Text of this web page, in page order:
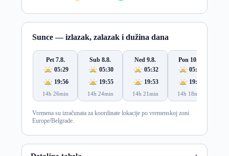
Sunce — izlazak, zalazak i dužina dana
Pet 7.8.
05:29
19:56
14h 26min
Sub 8.8.
05:30
19:55
14h 24min
Ned 9.8.
05:32
19:53
14h 21min
Pon 10.8.
05:33
19:52
14h 18min
Vremena su izračunata za koordinate lokacije po vremenskoj zoni
Europe/Belgrade.